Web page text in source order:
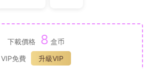
下載價格 8 盒币
VIP免費
升級VIP